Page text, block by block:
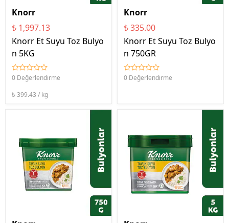
Knorr
₺ 1,997.13
Knorr Et Suyu Toz Bulyo
n 5KG
0 Değerlendirme
₺ 399.43 / kg
Knorr
₺ 335.00
Knorr Et Suyu Toz Bulyo
n 750GR
0 Değerlendirme